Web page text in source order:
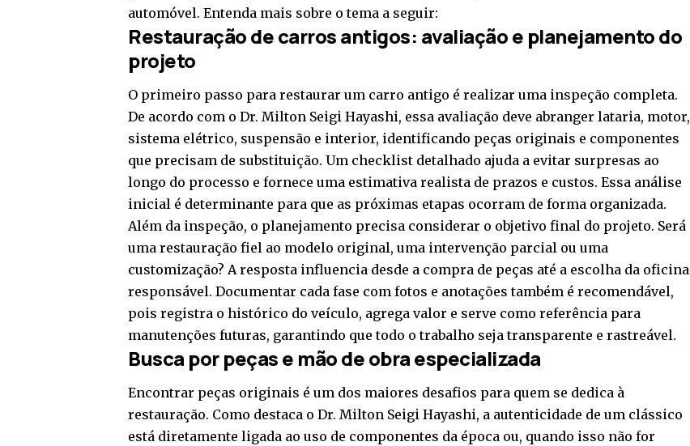
automóvel. Entenda mais sobre o tema a seguir:
Restauração de carros antigos: avaliação e planejamento do
projeto
O primeiro passo para restaurar um carro antigo é realizar uma inspeção completa.
De acordo com o Dr. Milton Seigi Hayashi, essa avaliação deve abranger lataria, motor,
sistema elétrico, suspensão e interior, identificando peças originais e componentes
que precisam de substituição. Um checklist detalhado ajuda a evitar surpresas ao
longo do processo e fornece uma estimativa realista de prazos e custos. Essa análise
inicial é determinante para que as próximas etapas ocorram de forma organizada.
Além da inspeção, o planejamento precisa considerar o objetivo final do projeto. Será
uma restauração fiel ao modelo original, uma intervenção parcial ou uma
customização? A resposta influencia desde a compra de peças até a escolha da oficina
responsável. Documentar cada fase com fotos e anotações também é recomendável,
pois registra o histórico do veículo, agrega valor e serve como referência para
manutenções futuras, garantindo que todo o trabalho seja transparente e rastreável.
Busca por peças e mão de obra especializada
Encontrar peças originais é um dos maiores desafios para quem se dedica à
restauração. Como destaca o Dr. Milton Seigi Hayashi, a autenticidade de um clássico
está diretamente ligada ao uso de componentes da época ou, quando isso não for